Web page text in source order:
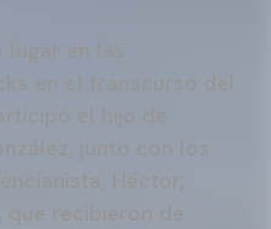
el hijo de
junto con los
Héctor,
recibieron de